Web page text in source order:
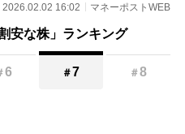
2026.02.02 16:02 マネーポストWEB
安な株」ランキング
6 ＃7 ＃8